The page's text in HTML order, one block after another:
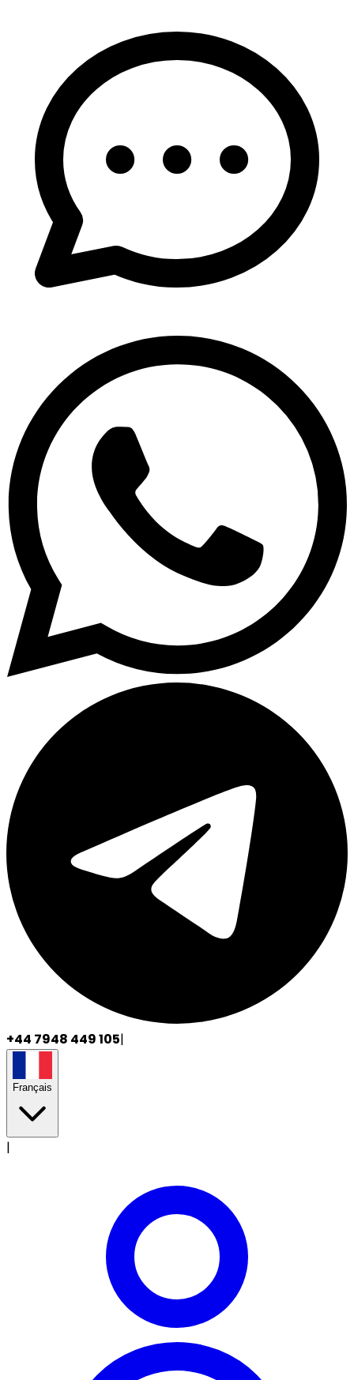
+44 7948 449 105|
Français
|